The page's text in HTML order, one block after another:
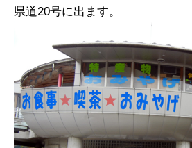
県道20号に出ます。